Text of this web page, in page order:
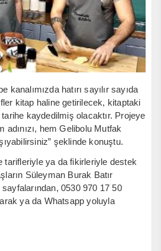
kanalımızda hatırı sayılır sayıda
kitap haline getirilecek, kitaptaki
kaydedilmiş olacaktır. Projeye
adınızı, hem Gelibolu Mutfak
şeklinde konuştu.
tarifleriyle ya da fikirleriyle destek
Süleyman Burak Batır
0530 970 17 50
ya da Whatsapp yoluyla